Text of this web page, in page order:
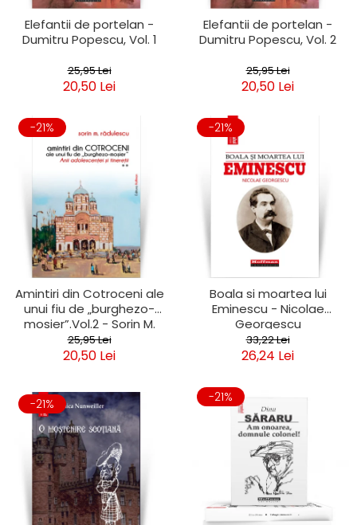
Elefantii de portelan -
Dumitru Popescu, Vol. 1
25,95 Lei
20,50 Lei
Elefantii de portelan -
Dumitru Popescu, Vol. 2
25,95 Lei
20,50 Lei
-21%
Amintiri din Cotroceni ale
unui fiu de „burghezo-
mosier”.Vol.2 - Sorin M.
Radulescu
25,95 Lei
20,50 Lei
-21%
Boala si moartea lui
Eminescu - Nicolae
Georgescu
33,22 Lei
26,24 Lei
-21% -21%